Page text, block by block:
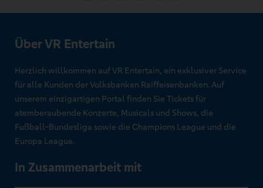
Über VR Entertain
Herzlich willkommen auf VR Entertain, ein exklusiver Service
für alle Kunden der Volksbanken Raiffeisenbanken. Auf
unserem einzigartigen Portal finden Sie Tickets für
atemberaubende Konzerte, Musicals und Shows, die
Fußball-Bundesliga sowie die Champions League und die
Europa League.
In Zusammenarbeit mit